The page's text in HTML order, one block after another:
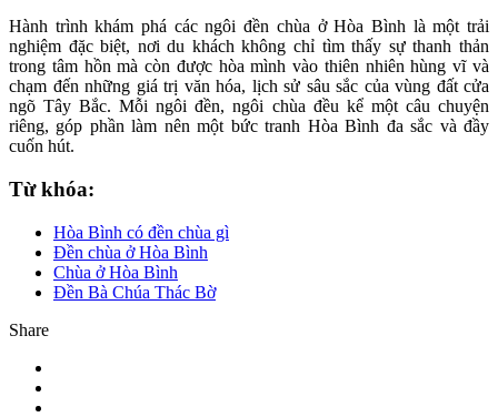
Hành trình khám phá các ngôi đền chùa ở Hòa Bình là một trải
nghiệm đặc biệt, nơi du khách không chỉ tìm thấy sự thanh thản
trong tâm hồn mà còn được hòa mình vào thiên nhiên hùng vĩ và
chạm đến những giá trị văn hóa, lịch sử sâu sắc của vùng đất cửa
ngõ Tây Bắc. Mỗi ngôi đền, ngôi chùa đều kể một câu chuyện
riêng, góp phần làm nên một bức tranh Hòa Bình đa sắc và đầy
cuốn hút.
Từ khóa:
Hòa Bình có đền chùa gì
Đền chùa ở Hòa Bình
Chùa ở Hòa Bình
Đền Bà Chúa Thác Bờ
Share